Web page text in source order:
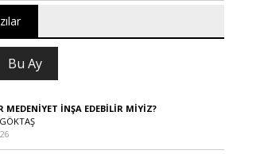
Bu Ay
MEDENİYET İNŞA EDEBİLİR MİYİZ?